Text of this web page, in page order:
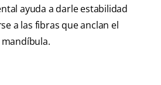
ayuda a darle estabilidad
a las fibras que anclan el